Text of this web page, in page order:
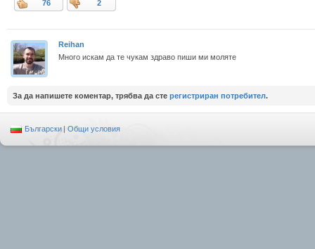
76 2
Reihan
Много искам да те чукам здраво пиши ми моляте
За да напишете коментар, трябва да сте регистриран потребител.
Български | Общи условия